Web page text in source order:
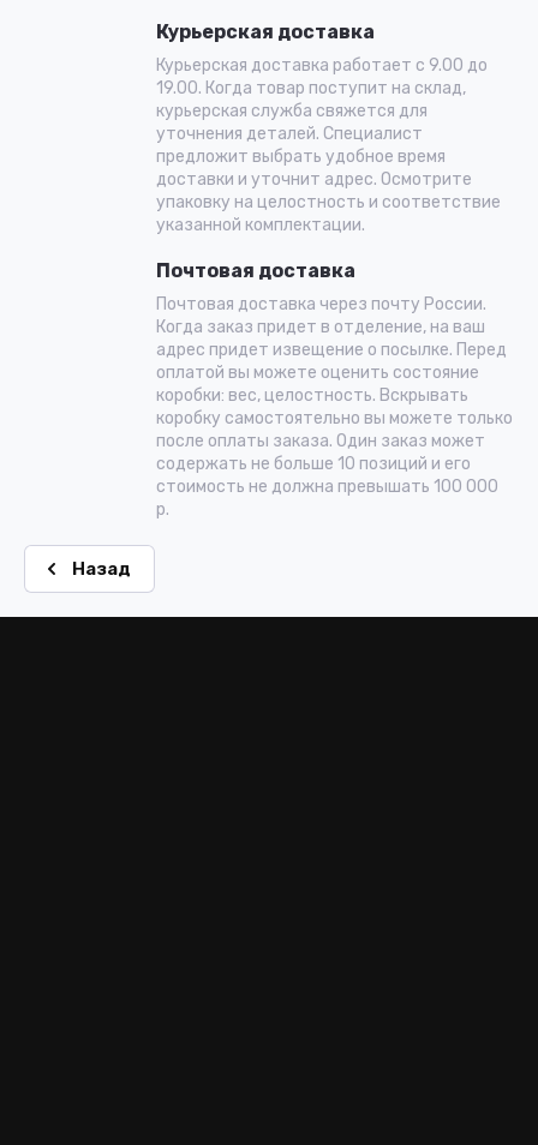
Курьерская доставка
Курьерская доставка работает с 9.00 до
19.00. Когда товар поступит на склад,
курьерская служба свяжется для
уточнения деталей. Специалист
предложит выбрать удобное время
доставки и уточнит адрес. Осмотрите
упаковку на целостность и соответствие
указанной комплектации.
Почтовая доставка
Почтовая доставка через почту России.
Когда заказ придет в отделение, на ваш
адрес придет извещение о посылке. Перед
оплатой вы можете оценить состояние
коробки: вес, целостность. Вскрывать
коробку самостоятельно вы можете только
после оплаты заказа. Один заказ может
содержать не больше 10 позиций и его
стоимость не должна превышать 100 000
р.
Назад